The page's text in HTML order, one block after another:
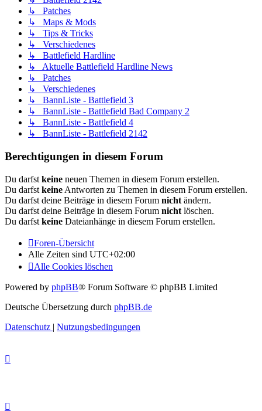
↳ Patches
↳ Maps & Mods
↳ Tips & Tricks
↳ Verschiedenes
↳ Battlefield Hardline
↳ Aktuelle Battlefield Hardline News
↳ Patches
↳ Verschiedenes
↳ BannListe - Battlefield 3
↳ BannListe - Battlefield Bad Company 2
↳ BannListe - Battlefield 4
↳ BannListe - Battlefield 2142
Berechtigungen in diesem Forum
Du darfst keine neuen Themen in diesem Forum erstellen.
Du darfst keine Antworten zu Themen in diesem Forum erstellen.
Du darfst deine Beiträge in diesem Forum nicht ändern.
Du darfst deine Beiträge in diesem Forum nicht löschen.
Du darfst keine Dateianhänge in diesem Forum erstellen.
Foren-Übersicht
Alle Zeiten sind UTC+02:00
Alle Cookies löschen
Powered by phpBB® Forum Software © phpBB Limited
Deutsche Übersetzung durch phpBB.de
Datenschutz | Nutzungsbedingungen